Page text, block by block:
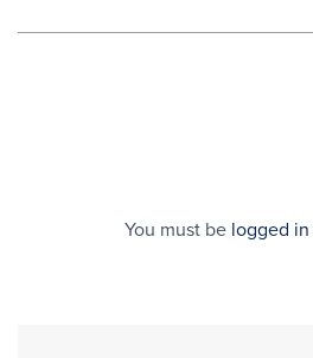
You must be logged in